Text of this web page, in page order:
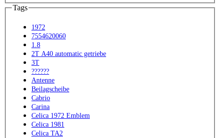
Tags
1972
7554620060
1.8
2T A40 automatic getriebe
3T
??????
Antenne
Beilagscheibe
Cabrio
Carina
Celica 1972 Emblem
Celica 1981
Celica TA2